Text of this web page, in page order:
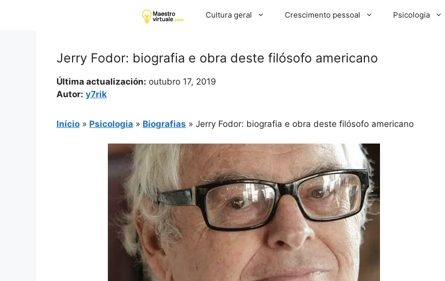
Cultura geral Crescimento pessoal Psicologia
Jerry Fodor: biografia e obra deste filósofo americano
Última actualización: outubro 17, 2019
Autor: y7rik
Início » Psicologia » Biografias » Jerry Fodor: biografia e obra deste filósofo americano